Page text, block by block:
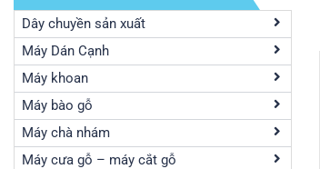
Dây chuyền sản xuất
Máy Dán Cạnh
Máy khoan
Máy bào gỗ
Máy chà nhám
Máy cưa gỗ – máy cắt gỗ